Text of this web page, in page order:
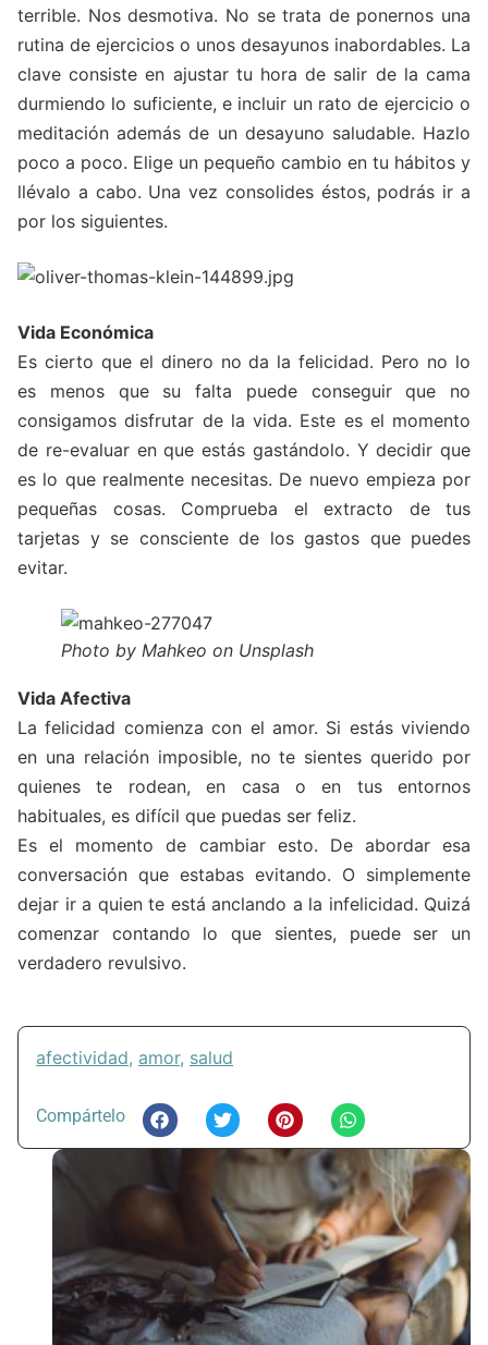
terrible. Nos desmotiva. No se trata de ponernos una
rutina de ejercicios o unos desayunos inabordables. La
clave consiste en ajustar tu hora de salir de la cama
durmiendo lo suficiente, e incluir un rato de ejercicio o
meditación además de un desayuno saludable. Hazlo
poco a poco. Elige un pequeño cambio en tu hábitos y
llévalo a cabo. Una vez consolides éstos, podrás ir a
por los siguientes.
Vida Económica
Es cierto que el dinero no da la felicidad. Pero no lo
es menos que su falta puede conseguir que no
consigamos disfrutar de la vida. Este es el momento
de re-evaluar en que estás gastándolo. Y decidir que
es lo que realmente necesitas. De nuevo empieza por
pequeñas cosas. Comprueba el extracto de tus
tarjetas y se consciente de los gastos que puedes
evitar.
Photo by Mahkeo on Unsplash
Vida Afectiva
La felicidad comienza con el amor. Si estás viviendo
en una relación imposible, no te sientes querido por
quienes te rodean, en casa o en tus entornos
habituales, es difícil que puedas ser feliz.
Es el momento de cambiar esto. De abordar esa
conversación que estabas evitando. O simplemente
dejar ir a quien te está anclando a la infelicidad. Quizá
comenzar contando lo que sientes, puede ser un
verdadero revulsivo.
afectividad, amor, salud
Compártelo